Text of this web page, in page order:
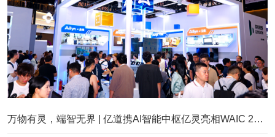
万物有灵，端智无界 | 亿道携AI智能中枢亿灵亮相WAIC 2026